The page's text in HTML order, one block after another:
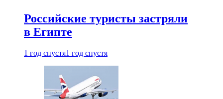
Российские туристы застряли
в Египте
1 год спустя1 год спустя